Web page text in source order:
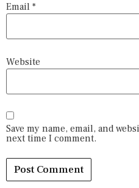
Email *
Website
Save my name, email, and
next time I comment.